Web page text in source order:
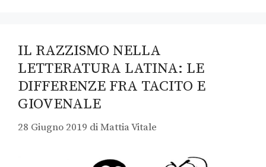
IL RAZZISMO NELLA
LETTERATURA LATINA: LE
DIFFERENZE FRA TACITO E
GIOVENALE
28 Giugno 2019 diMattia Vitale